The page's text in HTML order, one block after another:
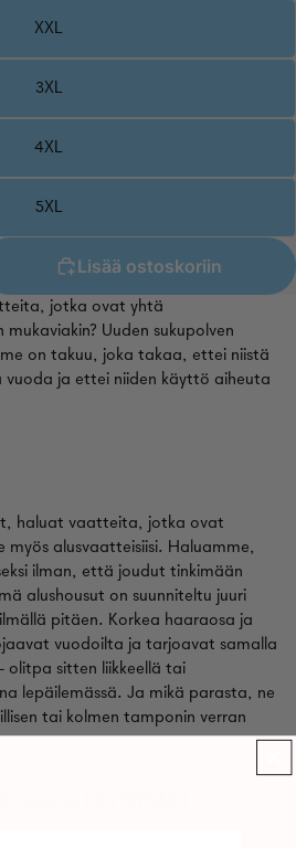
XXL
3XL
4XL
5XL
Lisää ostoskoriin
jotka ovat yhtä
Uuden sukupolven
on takuu, joka takaa, ettei niistä
ja ettei niiden käyttö aiheuta
haluat vaatteita, jotka ovat
myös alusvaatteisiisi. Haluamme,
ilman, että joudut tinkimään
alushousut on suunniteltu juuri
pitäen. Korkea haaraosa ja
vuodoilta ja tarjoavat samalla
olitpa sitten liikkeellä tai
lepäilemässä. Ja mikä parasta, ne
tai kolmen tamponin verran